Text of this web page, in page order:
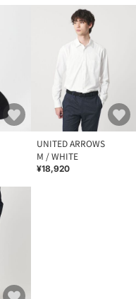
UNITED ARROWS
M / WHITE
¥18,920